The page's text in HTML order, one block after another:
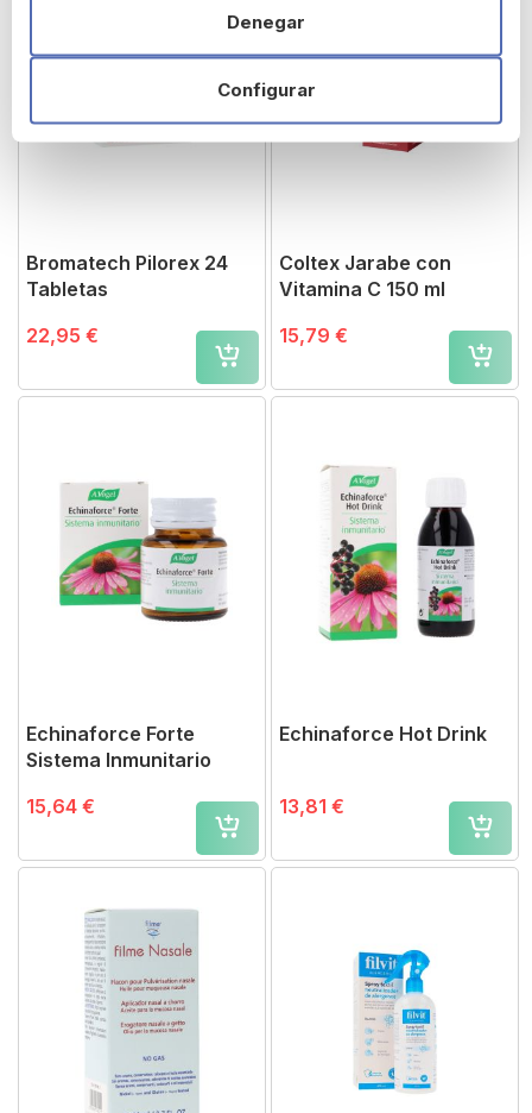
Bromatech Pilorex 24
Tabletas
22,95 €
Coltex Jarabe con
Vitamina C 150 ml
15,79 €
Echinaforce Forte
Sistema Inmunitario
15,64 €
Echinaforce Hot Drink
13,81 €
Configurar
Denegar